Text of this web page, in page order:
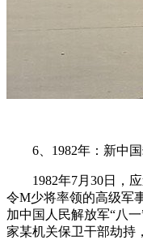
6、1982年：新中国
1982年7月30日，应
令M少将率领的高级军
加中国人民解放军“八
家某机关保卫干部劫持